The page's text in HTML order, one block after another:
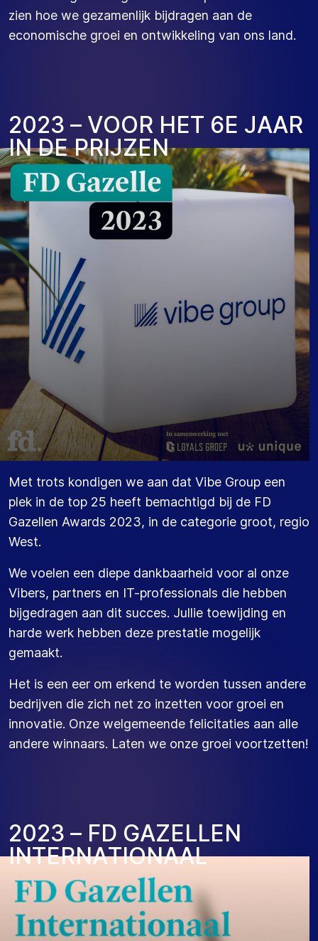
zien hoe we gezamenlijk bijdragen aan de
economische groei en ontwikkeling van ons land.
2023 – VOOR HET 6E JAAR
IN DE PRIJZEN
Met trots kondigen we aan dat Vibe Group een
plek in de top 25 heeft bemachtigd bij de FD
Gazellen Awards 2023, in de categorie groot, regio
West.
We voelen een diepe dankbaarheid voor al onze
Vibers, partners en IT-professionals die hebben
bijgedragen aan dit succes. Jullie toewijding en
harde werk hebben deze prestatie mogelijk
gemaakt.
Het is een eer om erkend te worden tussen andere
bedrijven die zich net zo inzetten voor groei en
innovatie. Onze welgemeende felicitaties aan alle
andere winnaars. Laten we onze groei voortzetten!
2023 – FD GAZELLEN
INTERNATIONAAL